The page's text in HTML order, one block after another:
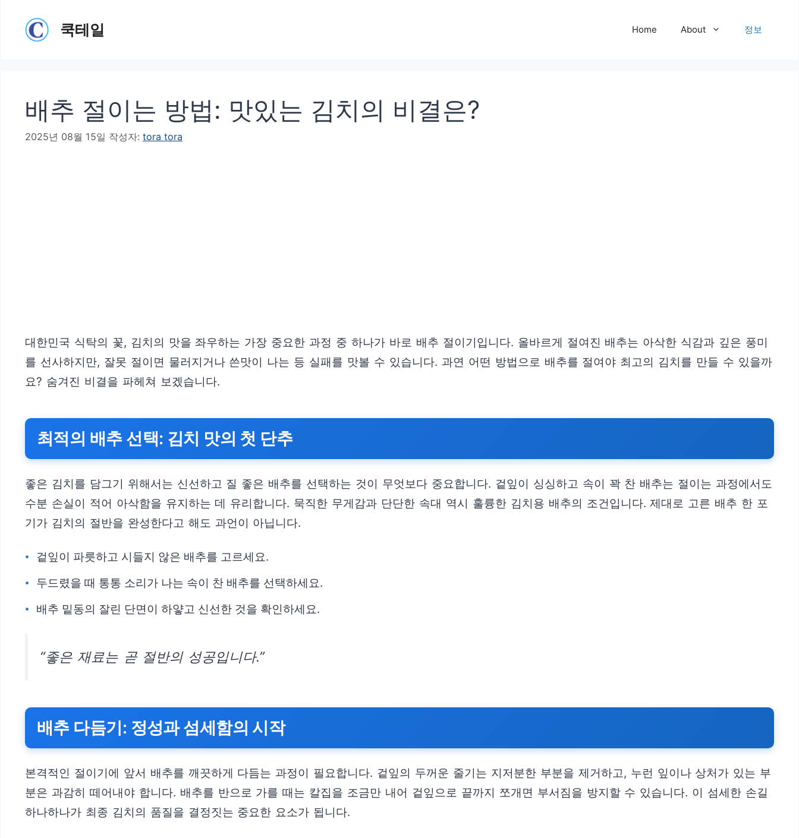
쿡테일 Home About 정보
배추 절이는 방법: 맛있는 김치의 비결은?
2025년 08월 15일 작성자: tora tora
대한민국 식탁의 꽃, 김치의 맛을 좌우하는 가장 중요한 과정 중 하나가 바로 배추 절이기입니다. 올바르게 절여진 배추는 아삭한 식감과 깊은 풍미
를 선사하지만, 잘못 절이면 물러지거나 쓴맛이 나는 등 실패를 맛볼 수 있습니다. 과연 어떤 방법으로 배추를 절여야 최고의 김치를 만들 수 있을까
요? 숨겨진 비결을 파헤쳐 보겠습니다.
최적의 배추 선택: 김치 맛의 첫 단추
좋은 김치를 담그기 위해서는 신선하고 질 좋은 배추를 선택하는 것이 무엇보다 중요합니다. 겉잎이 싱싱하고 속이 꽉 찬 배추는 절이는 과정에서도
수분 손실이 적어 아삭함을 유지하는 데 유리합니다. 묵직한 무게감과 단단한 속대 역시 훌륭한 김치용 배추의 조건입니다. 제대로 고른 배추 한 포
기가 김치의 절반을 완성한다고 해도 과언이 아닙니다.
겉잎이 파릇하고 시들지 않은 배추를 고르세요.
두드렸을 때 통통 소리가 나는 속이 찬 배추를 선택하세요.
배추 밑동의 잘린 단면이 하얗고 신선한 것을 확인하세요.
“좋은 재료는 곧 절반의 성공입니다.”
배추 다듬기: 정성과 섬세함의 시작
본격적인 절이기에 앞서 배추를 깨끗하게 다듬는 과정이 필요합니다. 겉잎의 두꺼운 줄기는 지저분한 부분을 제거하고, 누런 잎이나 상처가 있는 부
분은 과감히 떼어내야 합니다. 배추를 반으로 가를 때는 칼집을 조금만 내어 겉잎으로 끝까지 쪼개면 부서짐을 방지할 수 있습니다. 이 섬세한 손길
하나하나가 최종 김치의 품질을 결정짓는 중요한 요소가 됩니다.